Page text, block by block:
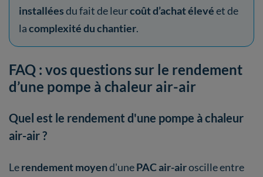
installéesdu fait de leurcoût d’achat élevéet de
lacomplexité du chantier.
FAQ : vos questions sur le rendement
d’une pompe à chaleur air-air
Quel est le rendement d'une pompe à chaleur
air-air ?
Lerendement moyend'unePAC air-airoscille entre